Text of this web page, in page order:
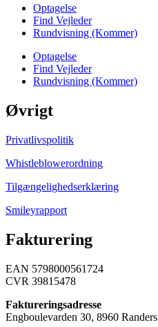
Optagelse
Find Vejleder
Rundvisning (Kommer)
Optagelse
Find Vejleder
Rundvisning (Kommer)
Øvrigt
Privatlivspolitik
Whistleblowerordning
Tilgængelighedserklæring
Smileyrapport
Fakturering
EAN 5798000561724
CVR 39815478
Faktureringsadresse
Engboulevarden 30, 8960 Randers